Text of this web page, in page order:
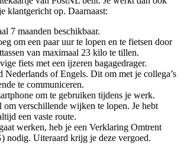
klantgericht op. Daarnaast:
7 maanden beschikbaar.
om een paar uur te lopen en te fietsen door
van maximaal 23 kilo te tillen.
fiets met een ijzeren bagagedrager.
Nederlands of Engels. Dit om met je collega’s
te communiceren.
om te gebruiken tijdens je werk.
verschillende wijken te lopen. Je hebt
een vaste route.
werken, heb je een Verklaring Omtrent
nodig. Uiteraard krijg je deze vergoed.